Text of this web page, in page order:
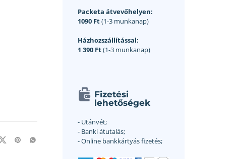
Packeta átvevőhelyen:
1090 Ft(1-3 munkanap)
Házhozszállítással:
1 390 Ft(1-3 munkanap)
Fizetési
lehetőségek
- Utánvét;
- Banki átutalás;
- Online bankkártyás fizetés;